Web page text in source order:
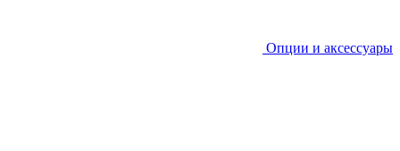
Опции и аксессуары